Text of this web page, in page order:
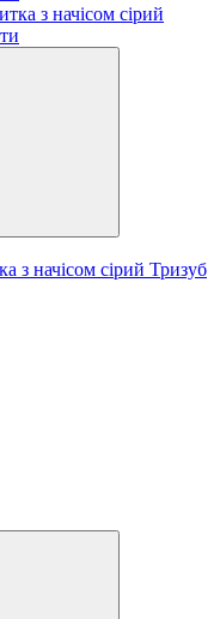
з начісом сірий Тризуб